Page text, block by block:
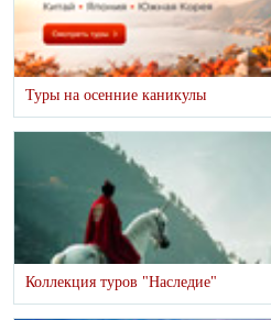
Туры на осенние каникулы
Коллекция туров "Наследие"